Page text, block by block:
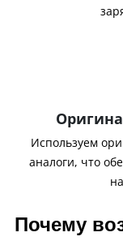
Используем
аналоги, что
Почему